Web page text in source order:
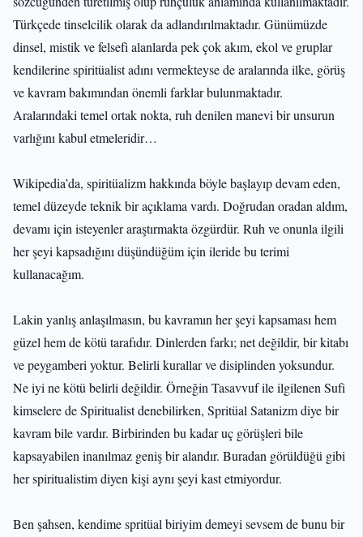
Türkçede tinselcilik olarak da adlandırılmaktadır. Günümüzde
dinsel, mistik ve felsefi alanlarda pek çok akım, ekol ve gruplar
kendilerine spiritüalist adını vermekteyse de aralarında ilke, görüş
ve kavram bakımından önemli farklar bulunmaktadır.
Aralarındaki temel ortak nokta, ruh denilen manevi bir unsurun
varlığını kabul etmeleridir…
Wikipedia’da, spiritüalizm hakkında böyle başlayıp devam eden,
temel düzeyde teknik bir açıklama vardı. Doğrudan oradan aldım,
devamı için isteyenler araştırmakta özgürdür. Ruh ve onunla ilgili
her şeyi kapsadığını düşündüğüm için ileride bu terimi
kullanacağım.
Lakin yanlış anlaşılmasın, bu kavramın her şeyi kapsaması hem
güzel hem de kötü tarafıdır. Dinlerden farkı; net değildir, bir kitabı
ve peygamberi yoktur. Belirli kurallar ve disiplinden yoksundur.
Ne iyi ne kötü belirli değildir. Örneğin Tasavvuf ile ilgilenen Sufi
kimselere de Spiritualist denebilirken, Spritüal Satanizm diye bir
kavram bile vardır. Birbirinden bu kadar uç görüşleri bile
kapsayabilen inanılmaz geniş bir alandır. Buradan görüldüğü gibi
her spiritualistim diyen kişi aynı şeyi kast etmiyordur.
Ben şahsen, kendime spritüal biriyim demeyi sevsem de bunu bir